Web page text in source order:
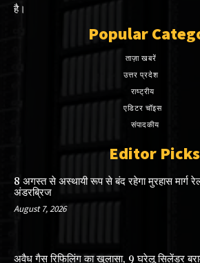
है।
Popular
ताज़ा खबरें
उत्तर प्रदेश
राष्ट्रीय
एडिटर चॉइस
संपादकीय
Editor Picks
8 अगस्त से अस्थायी रूप से बंद रहेगा मुरहास मार्ग
अंडरब्रिज
August 7, 2026
अवैध गैस रिफिलिंग का खुलासा, 9 घरेलू सिलेंडर